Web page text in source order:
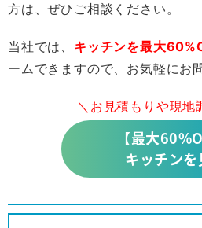
方は、ぜひご相談ください。
当社では、 キッチンを最大
ームできますので、お気軽にお
＼お見積もりや現地
【最大
キッチンを